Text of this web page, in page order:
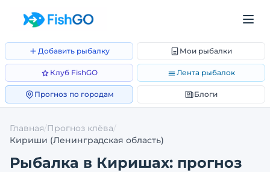
Добавить рыбалку Мои рыбалки
Клуб FishGO Лента рыбалок
Прогноз по городам Блоги
Главная/Прогноз клёва/
Кириши (Ленинградская область)
Рыбалка в Киришах: прогноз